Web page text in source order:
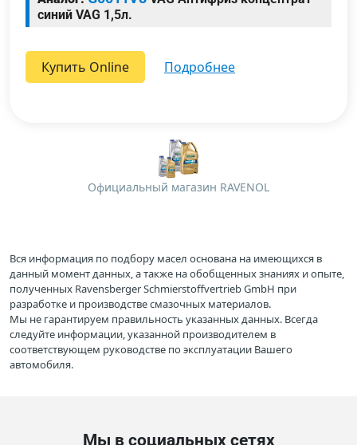
синий VAG 1,5л.
Купить Online подробнее
Официальный магазин RAVENOL
Вся информация по подбору масел основана на имеющихся в
данный момент данных, а также на обобщенных знаниях и опыте,
полученных Ravensberger Schmierstoffvertrieb GmbH при
разработке и производстве смазочных материалов.
Мы не гарантируем правильность указанных данных. Всегда
следуйте информации, указанной производителем в
соответствующем руководстве по эксплуатации Вашего
автомобиля.
Мы в социальных сетях